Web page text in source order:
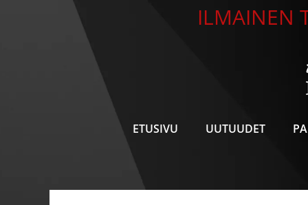
ILMAINEN
ETUSIVU UUTUUDET